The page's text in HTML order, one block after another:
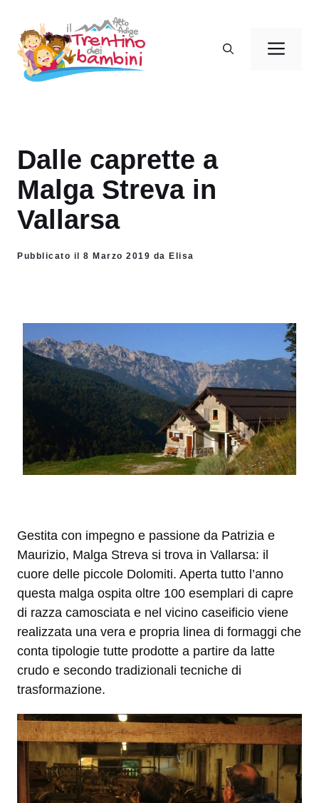
contenuto
Dalle caprette a
Malga Streva in
Vallarsa
Pubblicato il 8 Marzo 2019 da Elisa
Gestita con impegno e passione da Patrizia e
Maurizio, Malga Streva si trova in Vallarsa: il
cuore delle piccole Dolomiti. Aperta tutto l’anno
questa malga ospita oltre 100 esemplari di capre
di razza camosciata e nel vicino caseificio viene
realizzata una vera e propria linea di formaggi che
conta tipologie tutte prodotte a partire da latte
crudo e secondo tradizionali tecniche di
trasformazione.